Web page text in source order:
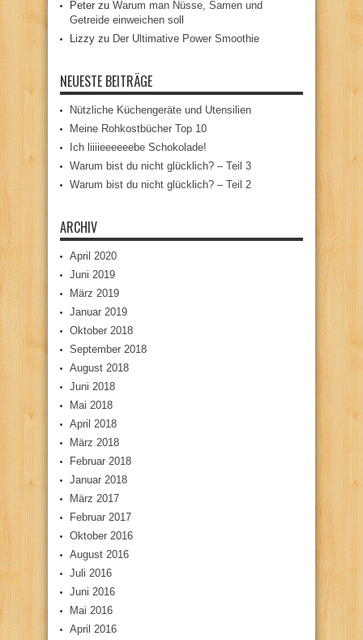
Peter zu Warum man Nüsse, Samen und
Getreide einweichen soll
Lizzy zu Der Ultimative Power Smoothie
NEUESTE BEITRÄGE
Nützliche Küchengeräte und Utensilien
Meine Rohkostbücher Top 10
Ich liiiieeeeeebe Schokolade!
Warum bist du nicht glücklich? – Teil 3
Warum bist du nicht glücklich? – Teil 2
ARCHIV
April 2020
Juni 2019
März 2019
Januar 2019
Oktober 2018
September 2018
August 2018
Juni 2018
Mai 2018
April 2018
März 2018
Februar 2018
Januar 2018
März 2017
Februar 2017
Oktober 2016
August 2016
Juli 2016
Juni 2016
Mai 2016
April 2016